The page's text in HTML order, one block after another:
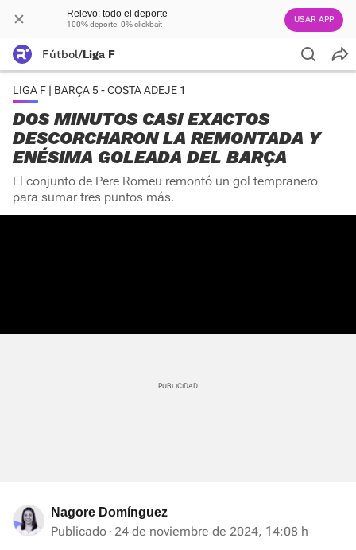
Relevo: todo el deporte
100% deporte. 0% clickbait USAR APP
Fútbol/Liga F
LIGA F | BARÇA 5 - COSTA ADEJE 1
DOS MINUTOS CASI EXACTOS
DESCORCHARON LA REMONTADA Y
ENÉSIMA GOLEADA DEL BARÇA
El conjunto de Pere Romeu remontó un gol tempranero
para sumar tres puntos más.
Nagore Domínguez
Publicado 24 de noviembre de 2024, 14:08 h